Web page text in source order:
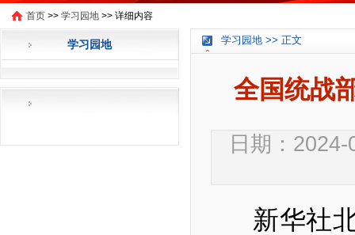
首页 >> 学习园地 >> 详细内容
学习园地 学习园地 >> 正文
全国统战
日期：
新华社